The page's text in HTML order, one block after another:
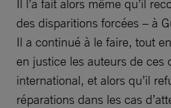
Il l’a fait alors même qu’il
des disparitions forcées – à
Il a continué à le faire, tout
en justice les auteurs de ces
international, et alors qu’il
réparations dans les cas